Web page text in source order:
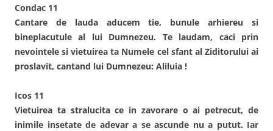
Condac 11
Cantare de lauda aducem tie, bunule arhiereu si
bineplacutule al lui Dumnezeu. Te laudam, caci prin
nevointele si vietuirea ta Numele cel sfant al Ziditorului ai
proslavit, cantand lui Dumnezeu: Aliluia !
Icos 11
Vietuirea ta stralucita ce in zavorare o ai petrecut, de
inimile insetate de adevar a se ascunde nu a putut. Iar